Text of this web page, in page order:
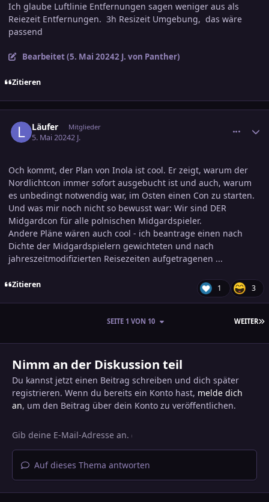
Ich glaube Luftlinie Entfernungen sagen weniger aus als
Reiezeit Entfernungen. 3h Resizeit Umgebung, das wäre
passend
Bearbeitet (5. Mai 20242 J. von Panther)
Zitieren
Läufer Mitglieder
5. Mai 20242 J.
Och kommt, der Plan von Inola ist cool. Er zeigt, warum der
Nordlichtcon immer sofort ausgebucht ist und auch, warum
es unbedingt notwendig war, im Osten einen Con zu starten.
Und was mir noch nicht so bewusst war: Wir sind DER
Midgardcon für alle polnischen Midgardspieler.
Andere Pläne wären auch cool - ich beantrage einen nach
Dichte der Midgardspielern gewichteten und nach
jahreszeitmodifizierten Reisezeiten aufgetragenen ...
Zitieren 1 3
WEITER
SEITE 1 VON 10
Nimm an der Diskussion teil
Du kannst jetzt einen Beitrag schreiben und dich später
registrieren. Wenn du bereits ein Konto hast, melde dich
an, um den Beitrag über dein Konto zu veröffentlichen.
Auf dieses Thema antworten